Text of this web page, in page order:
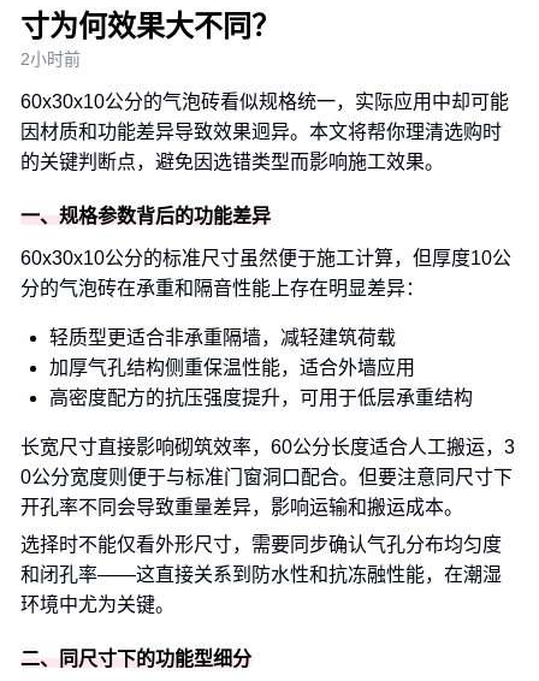
寸为何效果大不同？
2小时前
60x30x10公分的气泡砖看似规格统一，实际应用中却可能
因材质和功能差异导致效果迥异。本文将帮你理清选购时
的关键判断点，避免因选错类型而影响施工效果。
一、规格参数背后的功能差异
60x30x10公分的标准尺寸虽然便于施工计算，但厚度10公
分的气泡砖在承重和隔音性能上存在明显差异：
轻质型更适合非承重隔墙，减轻建筑荷载
加厚气孔结构侧重保温性能，适合外墙应用
高密度配方的抗压强度提升，可用于低层承重结构
长宽尺寸直接影响砌筑效率，60公分长度适合人工搬运，3
0公分宽度则便于与标准门窗洞口配合。但要注意同尺寸下
开孔率不同会导致重量差异，影响运输和搬运成本。
选择时不能仅看外形尺寸，需要同步确认气孔分布均匀度
和闭孔率——这直接关系到防水性和抗冻融性能，在潮湿
环境中尤为关键。
二、同尺寸下的功能型细分